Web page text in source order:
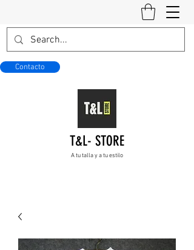
Contacto
T&L- STORE
A tu talla y a tu estilo